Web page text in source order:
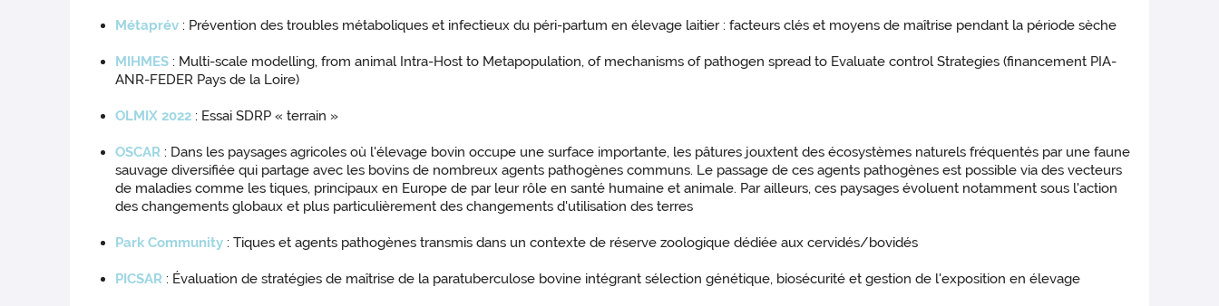
Métaprév : Prévention des troubles métaboliques et infectieux du péri-partum en élevage laitier : facteurs clés et moyens de maîtrise pendant la période sèche
MIHMES : Multi-scale modelling, from animal Intra-Host to Metapopulation, of mechanisms of pathogen spread to Evaluate control Strategies (financement PIA-
ANR-FEDER Pays de la Loire)
OLMIX 2022 : Essai SDRP « terrain »
OSCAR : Dans les paysages agricoles où l'élevage bovin occupe une surface importante, les pâtures jouxtent des écosystèmes naturels fréquentés par une faune
sauvage diversifiée qui partage avec les bovins de nombreux agents pathogènes communs. Le passage de ces agents pathogènes est possible via des vecteurs
de maladies comme les tiques, principaux en Europe de par leur rôle en santé humaine et animale. Par ailleurs, ces paysages évoluent notamment sous l'action
des changements globaux et plus particulièrement des changements d'utilisation des terres
Park Community : Tiques et agents pathogènes transmis dans un contexte de réserve zoologique dédiée aux cervidés/bovidés
PICSAR : Évaluation de stratégies de maîtrise de la paratuberculose bovine intégrant sélection génétique, biosécurité et gestion de l'exposition en élevage